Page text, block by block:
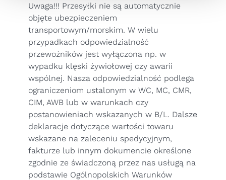
Uwaga!!! Przesyłki nie są automatycznie
objęte ubezpieczeniem
transportowym/morskim. W wielu
przypadkach odpowiedzialność
przewoźników jest wyłączona np. w
wypadku klęski żywiołowej czy awarii
wspólnej. Nasza odpowiedzialność podlega
ograniczeniom ustalonym w WC, MC, CMR,
CIM, AWB lub w warunkach czy
postanowieniach wskazanych w B/L. Dalsze
deklaracje dotyczące wartości towaru
wskazane na zaleceniu spedycyjnym,
fakturze lub innym dokumencie określone
zgodnie ze świadczoną przez nas usługą na
podstawie Ogólnopolskich Warunków